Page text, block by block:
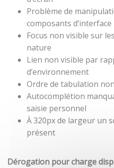
Problème de
composants d’interface
Focus non visible sur
nature
Lien non visible par
d’environnement
Ordre de tabulation
Autocomplétion
saisie personnel
À 320px de largeur un
présent
Dérogation pour charge